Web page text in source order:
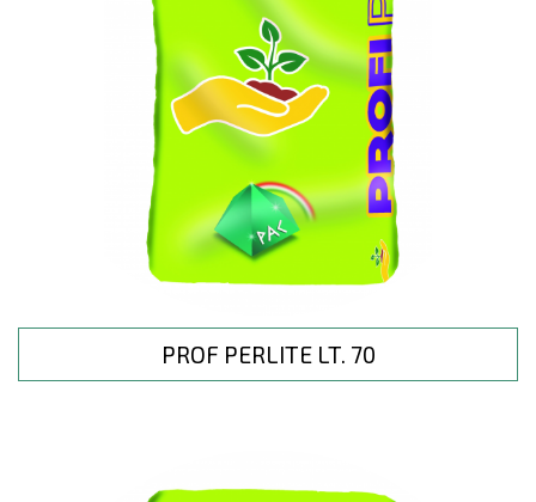
PROF PERLITE LT. 70